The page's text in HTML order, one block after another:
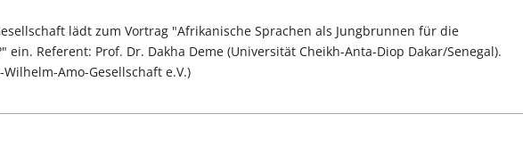
lädt zum Vortrag "Afrikanische Sprachen als Jungbrunnen für die
ein. Referent: Prof. Dr. Dakha Deme (Universität Cheikh-Anta-Diop Dakar/Senegal).
Amo-Gesellschaft e.V.)